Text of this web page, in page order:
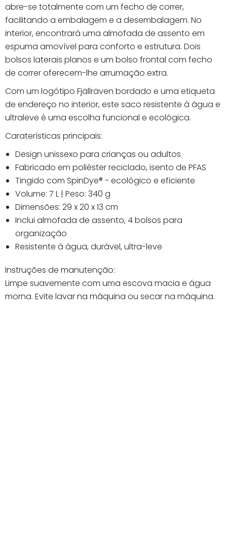
abre-se totalmente com um fecho de correr,
facilitando a embalagem e a desembalagem. No
interior, encontrará uma almofada de assento em
espuma amovível para conforto e estrutura. Dois
bolsos laterais planos e um bolso frontal com fecho
de correr oferecem-lhe arrumação extra.
Com um logótipo Fjällräven bordado e uma etiqueta
de endereço no interior, este saco resistente à água e
ultraleve é uma escolha funcional e ecológica.
Caraterísticas principais:
Design unissexo para crianças ou adultos
Fabricado em poliéster reciclado, isento de PFAS
Tingido com SpinDye® - ecológico e eficiente
Volume: 7 L | Peso: 340 g
Dimensões: 29 x 20 x 13 cm
Inclui almofada de assento, 4 bolsos para
organização
Resistente à água, durável, ultra-leve
Instruções de manutenção:
Limpe suavemente com uma escova macia e água
morna. Evite lavar na máquina ou secar na máquina.